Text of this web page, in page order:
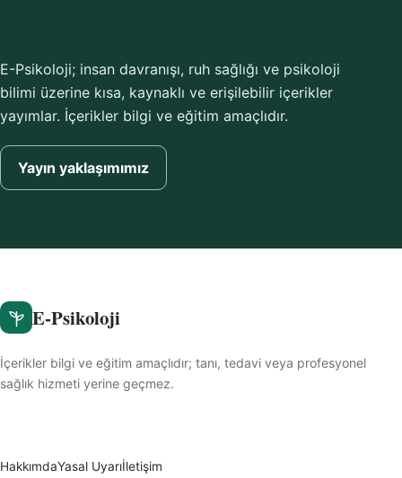
E-Psikoloji; insan davranışı, ruh sağlığı ve psikoloji
bilimi üzerine kısa, kaynaklı ve erişilebilir içerikler
yayımlar. İçerikler bilgi ve eğitim amaçlıdır.
Yayın yaklaşımımız
E-Psikoloji
İçerikler bilgi ve eğitim amaçlıdır; tanı, tedavi veya profesyonel
sağlık hizmeti yerine geçmez.
HakkımdaYasal Uyarıİletişim